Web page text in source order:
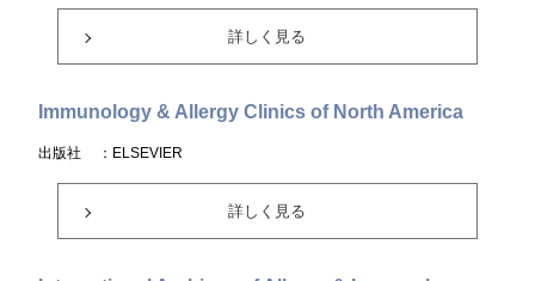
詳しく見る
Immunology & Allergy Clinics of North America
出版社 ：ELSEVIER
詳しく見る